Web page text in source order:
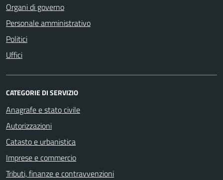
Organi di governo
Personale amministrativo
Politici
Uffici
CATEGORIE DI SERVIZIO
Anagrafe e stato civile
Autorizzazioni
Catasto e urbanistica
Imprese e commercio
Tributi, finanze e contravvenzioni